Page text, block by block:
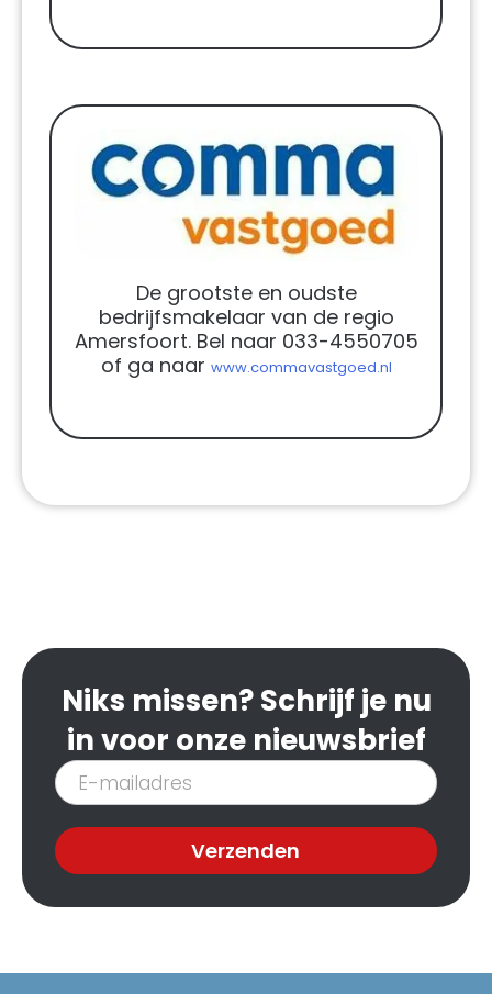
De grootste en oudste
bedrijfsmakelaar van de regio
Amersfoort. Bel naar 033-4550705
of ga naar www.commavastgoed.nl
Niks missen? Schrijf je nu
in voor onze nieuwsbrief
Inschrijven
nieuwsbrief
Verzenden